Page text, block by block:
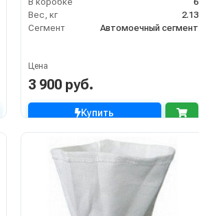
Вес, кг
2.13
Сегмент
Автомоечный сегмент
Цена
3 900 руб.
Купить